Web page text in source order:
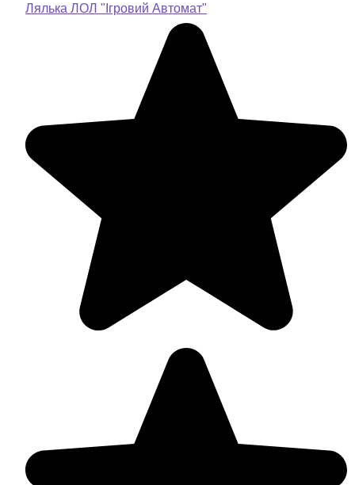
Лялька ЛОЛ "Ігровий Автомат"